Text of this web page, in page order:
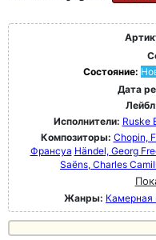
Состояние:
Дата
Исполнители: Ruske
Композиторы: Chopin,
Франсуа Händel, Georg
Saëns, Charles
Жанры: Камерная